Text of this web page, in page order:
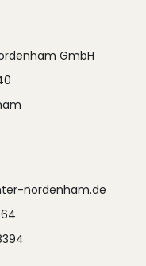
GmbH
nordenham.de